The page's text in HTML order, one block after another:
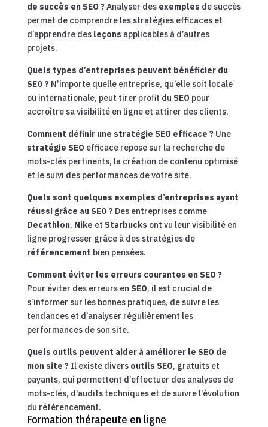
de succès en SEO ?Analyser des exemples de succès
permet de comprendre les stratégies efficaces et
d’apprendre des leçons applicables à d’autres
projets.
Quels types d’entreprises peuvent bénéficier du
SEO ?N’importe quelle entreprise, qu’elle soit locale
ou internationale, peut tirer profit du SEO pour
accroître sa visibilité en ligne et attirer des clients.
Comment définir une stratégie SEO efficace ?Une
stratégie SEO efficace repose sur la recherche de
mots-clés pertinents, la création de contenu optimisé
et le suivi des performances de votre site.
Quels sont quelques exemples d’entreprises ayant
réussi grâce au SEO ?Des entreprises comme
Decathlon, Nike et Starbucks ont vu leur visibilité en
ligne progresser grâce à des stratégies de
référencement bien pensées.
Comment éviter les erreurs courantes en SEO ?
Pour éviter des erreurs en SEO, il est crucial de
s’informer sur les bonnes pratiques, de suivre les
tendances et d’analyser régulièrement les
performances de son site.
Quels outils peuvent aider à améliorer le SEO de
mon site ?Il existe divers outils SEO, gratuits et
payants, qui permettent d’effectuer des analyses de
mots-clés, d’audits techniques et de suivre l’évolution
du référencement.
Formation thérapeute en ligne